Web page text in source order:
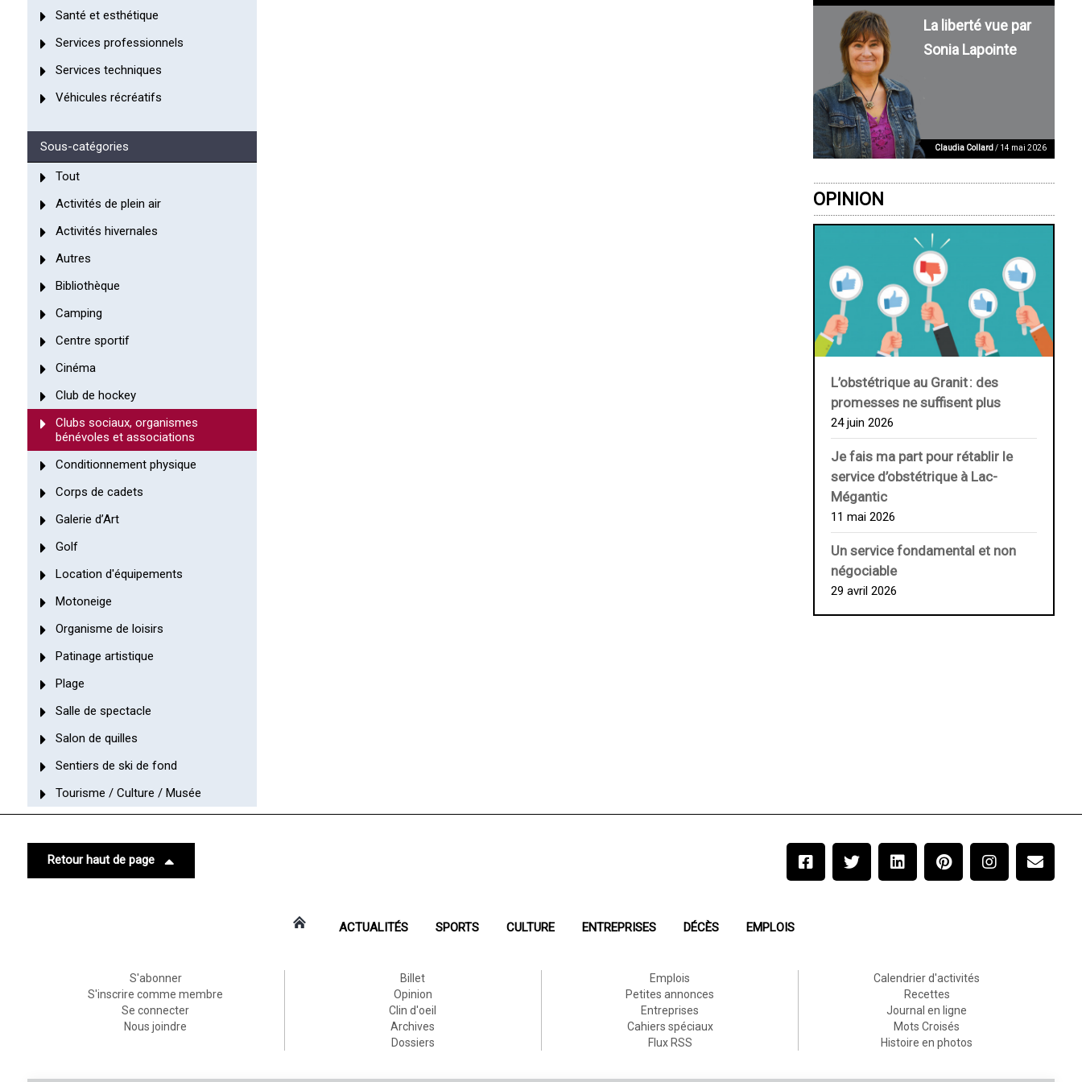
Santé et esthétique
Services professionnels
Services techniques
Véhicules récréatifs
Sous-catégories
Tout
Activités de plein air
Activités hivernales
Autres
Bibliothèque
Camping
Centre sportif
Cinéma
Club de hockey
Clubs sociaux, organismes
bénévoles et associations
Conditionnement physique
Corps de cadets
Galerie d’Art
Golf
Location d'équipements
Motoneige
Organisme de loisirs
Patinage artistique
Plage
Salle de spectacle
Salon de quilles
Sentiers de ski de fond
Tourisme / Culture / Musée
La liberté vue par
Sonia Lapointe
Claudia Collard/ 14 mai 2026
OPINION
L’obstétrique au ­Granit : des
promesses ne suffisent plus
24 juin 2026
Je fais ma part pour rétablir le
service d’obstétrique à Lac-
Mégantic
11 mai 2026
Un service fondamental et non
négociable
29 avril 2026
Retour haut de page
ACTUALITÉS SPORTS CULTURE ENTREPRISES DÉCÈS EMPLOIS
S'abonner
S'inscrire comme membre
Se connecter
Nous joindre
Billet
Opinion
Clin d'oeil
Archives
Dossiers
Emplois
Petites annonces
Entreprises
Cahiers spéciaux
Flux RSS
Calendrier d'activités
Recettes
Journal en ligne
Mots Croisés
Histoire en photos